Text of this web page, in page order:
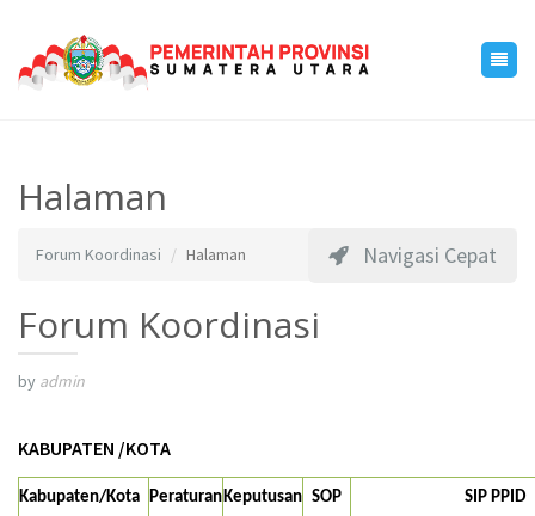
Halaman
Navigasi Cepat
Forum Koordinasi Halaman
Forum Koordinasi
by admin
KABUPATEN /KOTA
Kabupaten/Kota PeraturanKeputusan SOP SIP PPID